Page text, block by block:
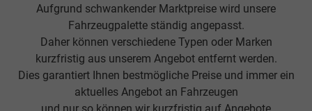
Aufgrund schwankender Marktpreise wird unsere
Fahrzeugpalette ständig angepasst.
Daher können verschiedene Typen oder Marken
kurzfristig aus unserem Angebot entfernt werden.
Dies garantiert Ihnen bestmögliche Preise und immer ein
aktuelles Angebot an Fahrzeugen